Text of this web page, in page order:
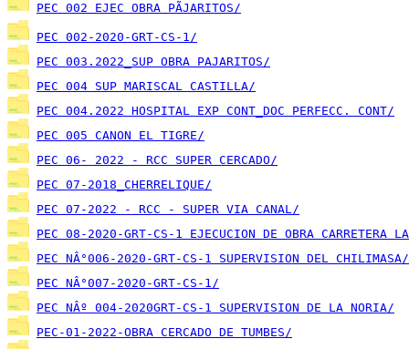
PEC 002 EJEC OBRA PÃJARITOS/
PEC 002-2020-GRT-CS-1/
PEC 003.2022_SUP OBRA PAJARITOS/
PEC 004 SUP MARISCAL CASTILLA/
PEC 004.2022 HOSPITAL EXP CONT_DOC PERFECC. CONT/
PEC 005 CANON EL TIGRE/
PEC 06- 2022 - RCC SUPER CERCADO/
PEC 07-2018_CHERRELIQUE/
PEC 07-2022 - RCC - SUPER VIA CANAL/
PEC 08-2020-GRT-CS-1 EJECUCION DE OBRA CARRETERA
PEC NÂ°006-2020-GRT-CS-1 SUPERVISION DEL CHILIMASA/
PEC NÂ°007-2020-GRT-CS-1/
PEC NÂº 004-2020GRT-CS-1 SUPERVISION DE LA NORIA/
PEC-01-2022-OBRA CERCADO DE TUMBES/